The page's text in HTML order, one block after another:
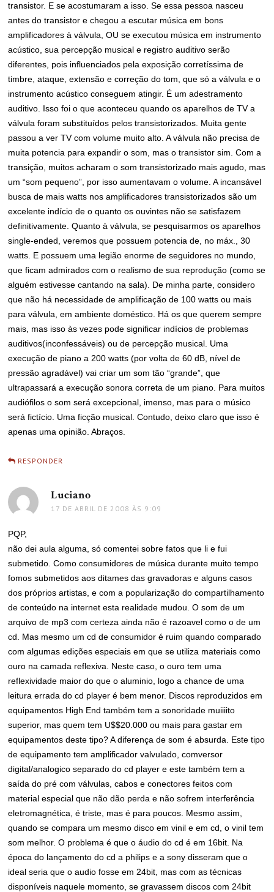
transistor. E se acostumaram a isso. Se essa pessoa nasceu
antes do transistor e chegou a escutar música em bons
amplificadores à válvula, OU se executou música em instrumento
acústico, sua percepção musical e registro auditivo serão
diferentes, pois influenciados pela exposição corretíssima de
timbre, ataque, extensão e correção do tom, que só a válvula e o
instrumento acústico conseguem atingir. É um adestramento
auditivo. Isso foi o que aconteceu quando os aparelhos de TV a
válvula foram substituídos pelos transistorizados. Muita gente
passou a ver TV com volume muito alto. A válvula não precisa de
muita potencia para expandir o som, mas o transistor sim. Com a
transição, muitos acharam o som transistorizado mais agudo, mas
um “som pequeno”, por isso aumentavam o volume. A incansável
busca de mais watts nos amplificadores transistorizados são um
excelente indício de o quanto os ouvintes não se satisfazem
definitivamente. Quanto à válvula, se pesquisarmos os aparelhos
single-ended, veremos que possuem potencia de, no máx., 30
watts. E possuem uma legião enorme de seguidores no mundo,
que ficam admirados com o realismo de sua reprodução (como se
alguém estivesse cantando na sala). De minha parte, considero
que não há necessidade de amplificação de 100 watts ou mais
para válvula, em ambiente doméstico. Há os que querem sempre
mais, mas isso às vezes pode significar indícios de problemas
auditivos(inconfessáveis) ou de percepção musical. Uma
execução de piano a 200 watts (por volta de 60 dB, nível de
pressão agradável) vai criar um som tão “grande”, que
ultrapassará a execução sonora correta de um piano. Para muitos
audiófilos o som será excepcional, imenso, mas para o músico
será fictício. Uma ficção musical. Contudo, deixo claro que isso é
apenas uma opinião. Abraços.
RESPONDER
Luciano
17 DE ABRIL DE 2008 ÀS 9:09
PQP,
não dei aula alguma, só comentei sobre fatos que li e fui
submetido. Como consumidores de música durante muito tempo
fomos submetidos aos ditames das gravadoras e alguns casos
dos próprios artistas, e com a popularização do compartilhamento
de conteúdo na internet esta realidade mudou. O som de um
arquivo de mp3 com certeza ainda não é razoavel como o de um
cd. Mas mesmo um cd de consumidor é ruim quando comparado
com algumas edições especiais em que se utiliza materiais como
ouro na camada reflexiva. Neste caso, o ouro tem uma
reflexividade maior do que o aluminio, logo a chance de uma
leitura errada do cd player é bem menor. Discos reproduzidos em
equipamentos High End também tem a sonoridade muiiiito
superior, mas quem tem U$$20.000 ou mais para gastar em
equipamentos deste tipo? A diferença de som é absurda. Este tipo
de equipamento tem amplificador valvulado, comversor
digital/analogico separado do cd player e este também tem a
saída do pré com válvulas, cabos e conectores feitos com
material especial que não dão perda e não sofrem interferência
eletromagnética, é triste, mas é para poucos. Mesmo assim,
quando se compara um mesmo disco em vinil e em cd, o vinil tem
som melhor. O problema é que o áudio do cd é em 16bit. Na
época do lançamento do cd a philips e a sony disseram que o
ideal seria que o audio fosse em 24bit, mas com as técnicas
disponíveis naquele momento, se gravassem discos com 24bit